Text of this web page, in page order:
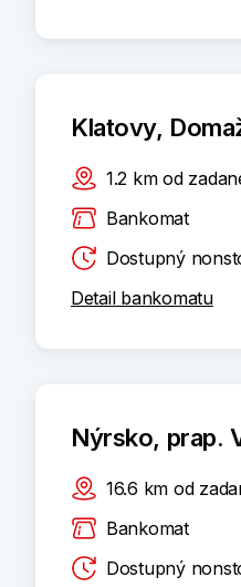
Klatovy,
1.2 km od
Bankomat
Dostupný
Detail bankomatu
Nýrsko, prap.
16.6 km od
Bankomat
Dostupný